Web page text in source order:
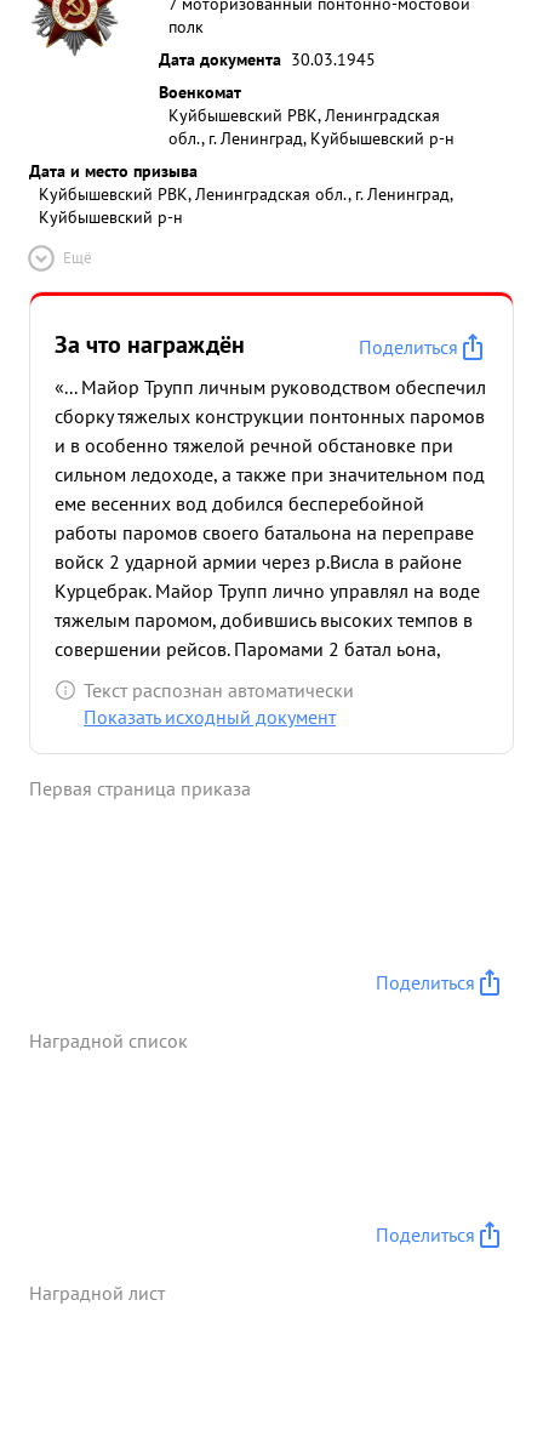
полк
Дата документа 30.03.1945
Военкомат
Куйбышевский РВК, Ленинградская
обл., г. Ленинград, Куйбышевский р-н
Дата и место призыва
Куйбышевский РВК, Ленинградская обл., г. Ленинград,
Куйбышевский р-н
Ещё
За что награждён
Поделиться
«... Майор Трупп личным руководством обеспечил
сборку тяжелых конструкции понтонных паромов
и в особенно тяжелой речной обстановке при
сильном ледоходе, а также при значительном под
еме весенних вод добился бесперебойной
работы паромов своего батальона на переправе
войск 2 ударной армии через р.Висла в районе
Курцебрак. Майор Трупп лично управлял на воде
тяжелым паромом, добившись высоких темпов в
совершении рейсов. Паромами 2 батал ьона,
которым команд майор Трупп переправлено на
левый берег танков 66, автомашин орудий
Текст распознан автоматически
Показать исходный документ
Первая страница приказа
Поделиться
Наградной список
Поделиться
Наградной лист